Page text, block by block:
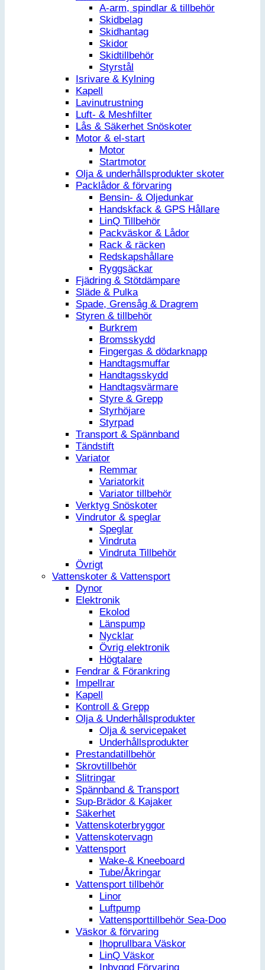
A-arm, spindlar & tillbehör
Skidbelag
Skidhantag
Skidor
Skidtillbehör
Styrstål
Isrivare & Kylning
Kapell
Lavinutrustning
Luft- & Meshfilter
Lås & Säkerhet Snöskoter
Motor & el-start
Motor
Startmotor
Olja & underhållsprodukter skoter
Packlådor & förvaring
Bensin- & Oljedunkar
Handskfack & GPS Hållare
LinQ Tillbehör
Packväskor & Lådor
Rack & räcken
Redskapshållare
Ryggsäckar
Fjädring & Stötdämpare
Släde & Pulka
Spade, Grensåg & Dragrem
Styren & tillbehör
Burkrem
Bromsskydd
Fingergas & dödarknapp
Handtagsmuffar
Handtagsskydd
Handtagsvärmare
Styre & Grepp
Styrhöjare
Styrpad
Transport & Spännband
Tändstift
Variator
Remmar
Variatorkit
Variator tillbehör
Verktyg Snöskoter
Vindrutor & speglar
Speglar
Vindruta
Vindruta Tillbehör
Övrigt
Vattenskoter & Vattensport
Dynor
Elektronik
Ekolod
Länspump
Nycklar
Övrig elektronik
Högtalare
Fendrar & Förankring
Impellrar
Kapell
Kontroll & Grepp
Olja & Underhållsprodukter
Olja & servicepaket
Underhållsprodukter
Prestandatillbehör
Skrovtillbehör
Slitringar
Spännband & Transport
Sup-Brädor & Kajaker
Säkerhet
Vattenskoterbryggor
Vattenskotervagn
Vattensport
Wake-& Kneeboard
Tube/Åkringar
Vattensport tillbehör
Linor
Luftpump
Vattensporttillbehör Sea-Doo
Väskor & förvaring
Ihoprullbara Väskor
LinQ Väskor
Inbyggd Förvaring